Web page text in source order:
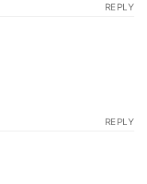
REPLY
REPLY